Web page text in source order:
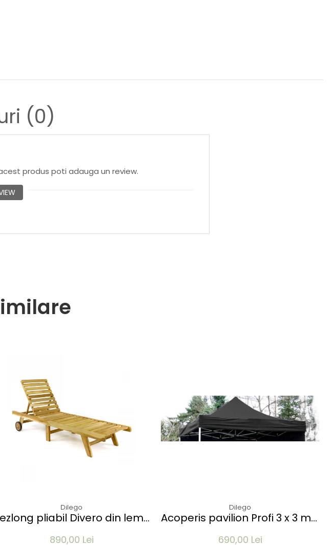
(0)
produs poti adauga un review.
Dilego
pliabil Divero din lemn
cu roti
890,00 Lei
Dilego
Acoperis pavilion Profi 3 x 3 m -
690,00 Lei